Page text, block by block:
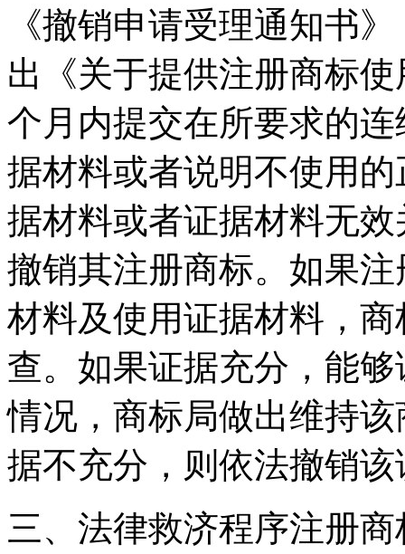
《撤销申请受理通知书
出《关于提供注册商标
个月内提交在所要求的
据材料或者说明不使用
据材料或者证据材料无
撤销其注册商标。如果
材料及使用证据材料，
查。如果证据充分，能
情况，商标局做出维持
据不充分，则依法撤销
三、法律救济程序注册